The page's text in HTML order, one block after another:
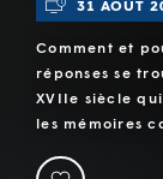
31 AOÛT
Comment et
réponses se
XVIIe siècle
les mémoires